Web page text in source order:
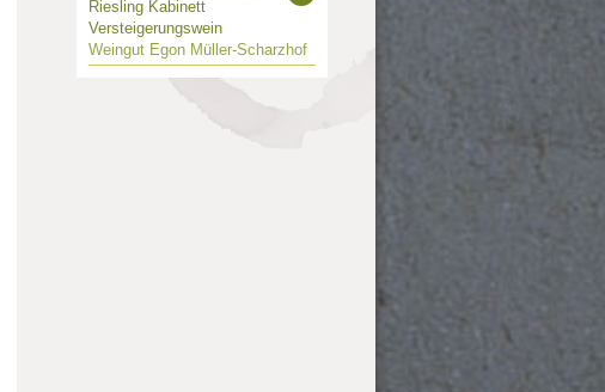
Riesling Kabinett
Versteigerungswein
Weingut Egon Müller-Scharzhof